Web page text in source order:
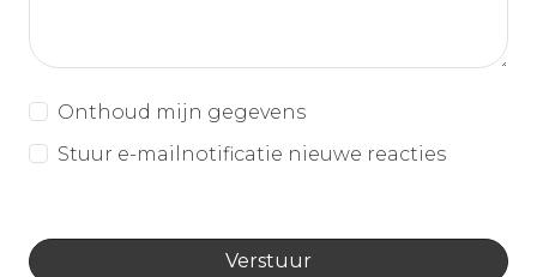
Onthoud mijn gegevens
Stuur e-mailnotificatie nieuwe reacties